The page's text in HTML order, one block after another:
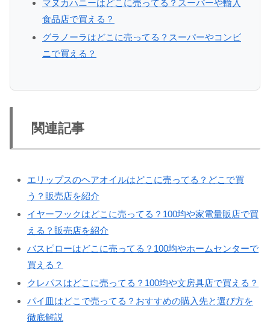
マヌカハニーはどこに売ってる？スーパーや輸入
食品店で買える？
グラノーラはどこに売ってる？スーパーやコンビ
ニで買える？
関連記事
エリップスのヘアオイルはどこに売ってる？どこで買
う？販売店を紹介
イヤーフックはどこに売ってる？100均や家電量販店で買
える？販売店を紹介
バスピローはどこに売ってる？100均やホームセンターで
買える？
クレパスはどこに売ってる？100均や文房具店で買える？
パイ皿はどこで売ってる？おすすめの購入先と選び方を
徹底解説